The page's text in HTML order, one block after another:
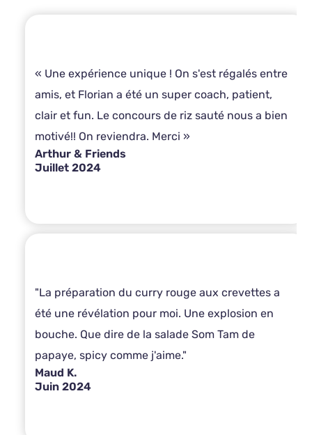
« Une expérience unique ! On s'est régalés entre
amis, et Florian a été un super coach, patient,
clair et fun. Le concours de riz sauté nous a bien
motivé!! On reviendra. Merci »
Arthur & Friends
Juillet 2024
"La préparation du curry rouge aux crevettes a
été une révélation pour moi. Une explosion en
bouche. Que dire de la salade Som Tam de
papaye, spicy comme j'aime."
Maud K.
Juin 2024